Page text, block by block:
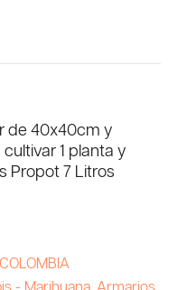
de 40x40cm y
1 planta y
Propot 7 Litros